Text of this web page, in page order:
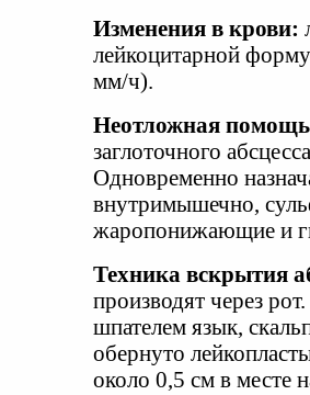
Изменения в крови:
лейкоцитарной
мм/ч).
Неотложная
заглоточного
Одновременно
внутримышечно,
жаропонижающие и
Техника вскрытия
производят через
шпателем язык,
обернуто
около 0,5 см в месте